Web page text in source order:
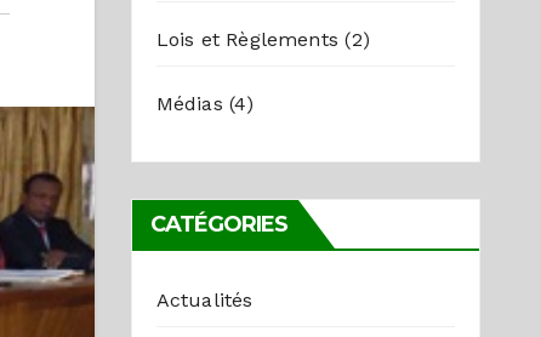
Lois et Règlements (2)
Médias (4)
CATÉGORIES
Actualités